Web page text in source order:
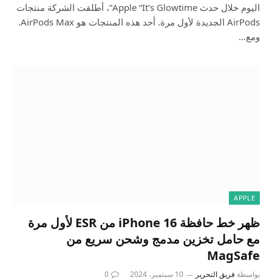
اليوم خلال حدث Apple “It’s Glowtime”، أطلقت الشركة منتجات
AirPods الجديدة لأول مرة. أحد هذه المنتجات هو AirPods Max.
ومع…
APPLE
ظهر خط حافظة iPhone 16 من ESR لأول مرة
مع حامل تخزين مدمج وشحن سريع من
MagSafe
بواسطة فريق التحرير 10 سبتمبر، 2024 0